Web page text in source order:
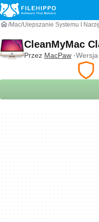
Mac Ulepszanie Systemu I
CleanMyMac
Przez MacPaw